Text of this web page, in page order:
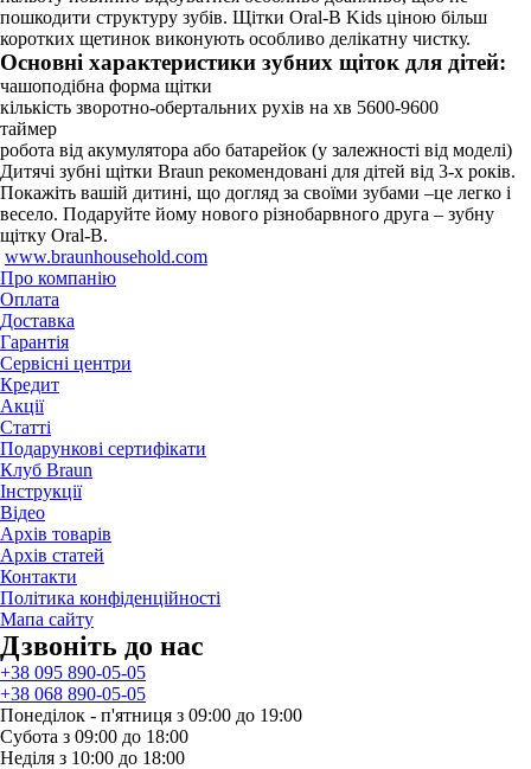
пошкодити структуру зубів. Щітки Oral-B Kids ціною більш
коротких щетинок виконують особливо делікатну чистку.
Основні характеристики зубних щіток для дітей:
чашоподібна форма щітки
кількість зворотно-обертальних рухів на хв 5600-9600
таймер
робота від акумулятора або батарейок (у залежності від моделі)
Дитячі зубні щітки Braun рекомендовані для дітей від 3-х років.
Покажіть вашій дитині, що догляд за своїми зубами –це легко і
весело. Подаруйте йому нового різнобарвного друга – зубну
щітку Oral-B.
www.braunhousehold.com
Про компанію
Оплата
Доставка
Гарантія
Сервісні центри
Кредит
Акції
Статті
Подарункові сертифікати
Клуб Braun
Iнструкції
Відео
Архів товарів
Архів статей
Контакти
Політика конфіденційності
Мапа сайту
Дзвонiть до нас
+38 095 890-05-05
+38 068 890-05-05
Понеділок - п'ятниця з 09:00 до 19:00
Субота з 09:00 до 18:00
Неділя з 10:00 до 18:00